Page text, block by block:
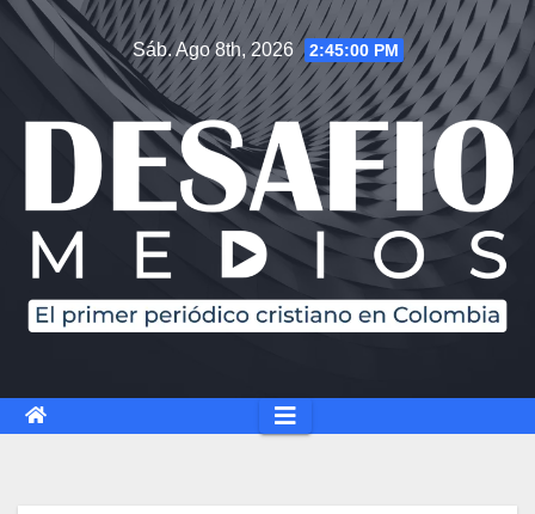
Sáb. Ago 8th, 2026 2:45:00 PM